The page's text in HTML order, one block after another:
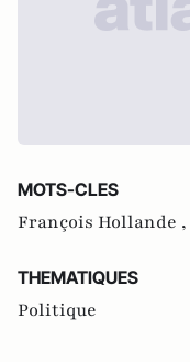
MOTS-CLES
François Hollande ,
THEMATIQUES
Politique